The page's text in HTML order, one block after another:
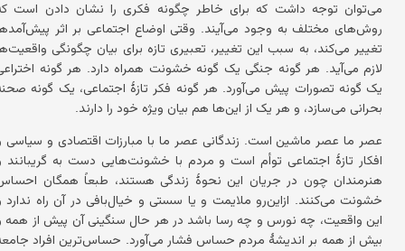
می‌توان توجه داشت که برای خاطر چگونه فکری را نشان دادن است
روش‌های مختلف به وجود می‌آیند. وقتی اوضاع اجتماعی بر اثر
تغییر می‌کند، به سبب این تغییر، تعبیری تازه برای بیان چگونگی
لازم می‌آید. هر گونه جنگی یک گونه خشونت همراه دارد. هر گونه
یک گونه تصورات پیش می‌آورد. هر گونه فکر تازهٔ اجتماعی، یک گونه
بحرانی می‌سازد، و هر یک از این‌ها هم بیان ویژه خود را دارند.
عصر ما عصر ماشین است. زندگانی عصر ما با مبارزات اقتصادی و سیاسی
افکار تازهٔ اجتماعی توأم است و مردم با خشونت‌هایی دست به گریبانند
هنرمندان چون در جریان این نحوهٔ زندگی هستند، طبعاً همگان
خشونت می‌کنند. ازاین‌رو ملایمت و یا سستی و خیال‌بافی در آن راه ندارد
این واقعیت، چه نورس و چه رسا باشد در هر حال سنگینی آن پیش از همه
بیش از همه بر اندیشهٔ مردم حساس فشار می‌آورد. حساس‌ترین افراد